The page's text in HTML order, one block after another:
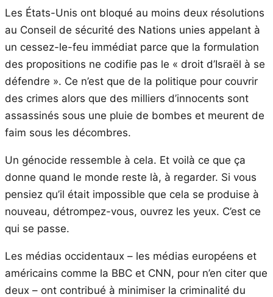
Les États-Unis ont bloqué au moins deux résolutions
au Conseil de sécurité des Nations unies appelant à
un cessez-le-feu immédiat parce que la formulation
des propositions ne codifie pas le « droit d’Israël à se
défendre ». Ce n’est que de la politique pour couvrir
des crimes alors que des milliers d’innocents sont
assassinés sous une pluie de bombes et meurent de
faim sous les décombres.
Un génocide ressemble à cela. Et voilà ce que ça
donne quand le monde reste là, à regarder. Si vous
pensiez qu’il était impossible que cela se produise à
nouveau, détrompez-vous, ouvrez les yeux. C’est ce
qui se passe.
Les médias occidentaux – les médias européens et
américains comme la BBC et CNN, pour n’en citer que
deux – ont contribué à minimiser la criminalité du